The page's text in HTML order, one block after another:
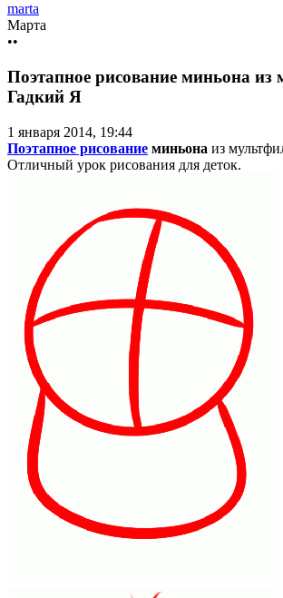
marta
Марта
••
Поэтапное рисование миньона из
Гадкий Я
1 января 2014, 19:44
Поэтапное рисование миньона из
Отличный урок рисования для деток.